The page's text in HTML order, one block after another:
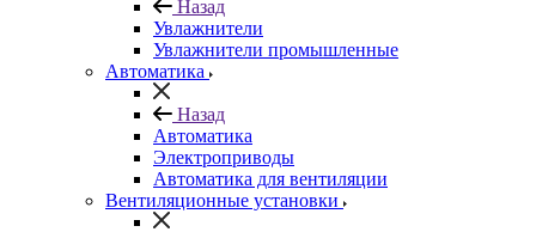
Назад
Увлажнители
Увлажнители промышленные
Автоматика
Назад
Автоматика
Электроприводы
Автоматика для вентиляции
Вентиляционные установки